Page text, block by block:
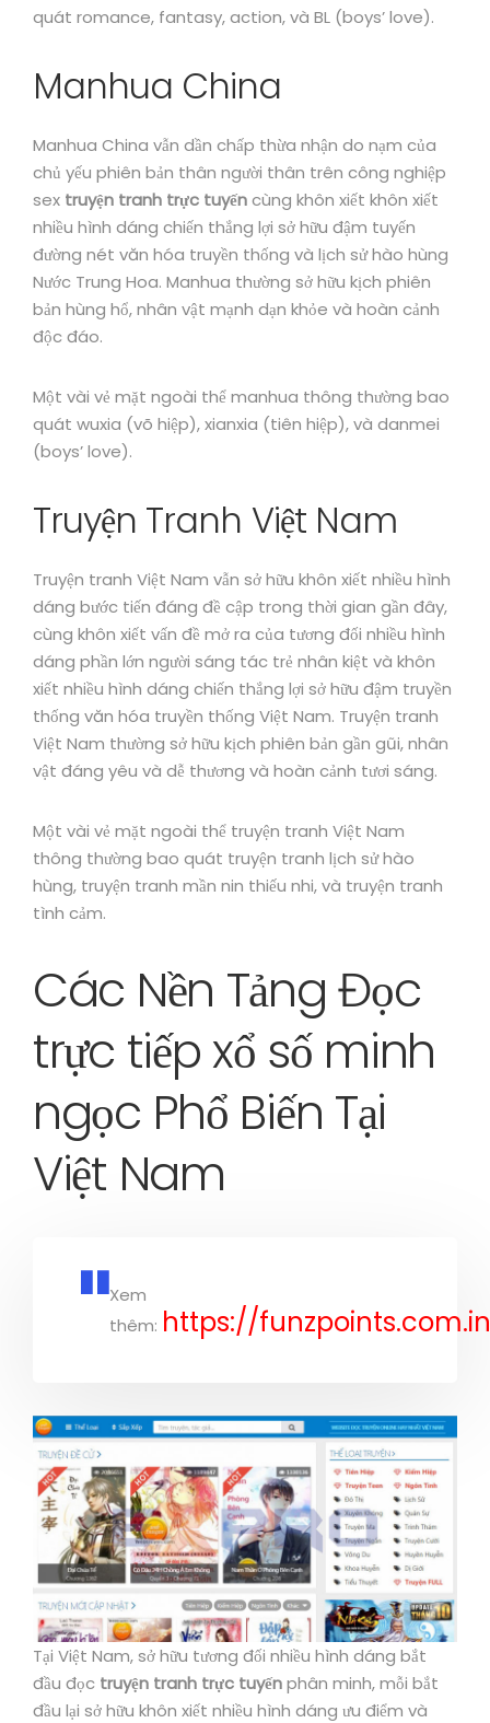
quát romance, fantasy, action, và BL (boys’ love).
Manhua China
Manhua China vẫn dần chấp thừa nhận do nạm của
chủ yếu phiên bản thân người thân trên công nghiệp
sex truyện tranh trực tuyếncùng khôn xiết khôn xiết
nhiều hình dáng chiến thắng lợi sở hữu đậm tuyến
đường nét văn hóa truyền thống và lịch sử hào hùng
Nước Trung Hoa. Manhua thường sở hữu kịch phiên
bản hùng hổ, nhân vật mạnh dạn khỏe và hoàn cảnh
độc đáo.
Một vài vẻ mặt ngoài thể manhua thông thường bao
quát wuxia (võ hiệp), xianxia (tiên hiệp), và danmei
(boys’ love).
Truyện Tranh Việt Nam
Truyện tranh Việt Nam vẫn sở hữu khôn xiết nhiều hình
dáng bước tiến đáng đề cập trong thời gian gần đây,
cùng khôn xiết vấn đề mở ra của tương đối nhiều hình
dáng phần lớn người sáng tác trẻ nhân kiệt và khôn
xiết nhiều hình dáng chiến thắng lợi sở hữu đậm truyền
thống văn hóa truyền thống Việt Nam. Truyện tranh
Việt Nam thường sở hữu kịch phiên bản gần gũi, nhân
vật đáng yêu và dễ thương và hoàn cảnh tươi sáng.
Một vài vẻ mặt ngoài thể truyện tranh Việt Nam
thông thường bao quát truyện tranh lịch sử hào
hùng, truyện tranh mần nin thiếu nhi, và truyện tranh
tình cảm.
Các Nền Tảng Đọc
trực tiếp xổ số minh
ngọc Phổ Biến Tại
Việt Nam
Xem
thêm: https://
Tại Việt Nam, sở hữu tương đối nhiều hình dáng bắt
đầu đọc truyện tranh trực tuyếnphân minh, mỗi bắt
đầu lại sở hữu khôn xiết nhiều hình dáng ưu điểm và